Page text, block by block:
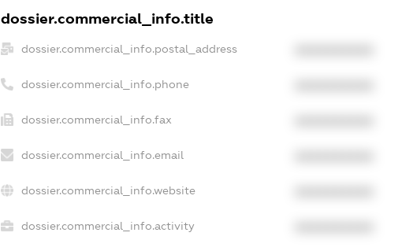
dossier.commercial_info.title
dossier.commercial_info.postal_address
dossier.commercial_info.phone
dossier.commercial_info.fax
dossier.commercial_info.email
dossier.commercial_info.website
dossier.commercial_info.activity